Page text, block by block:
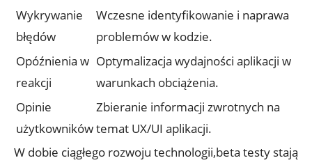
Wykrywanie
błędów
Wczesne identyfikowanie​ i naprawa
‍problemów w​ kodzie.
Opóźnienia w​
reakcji
Optymalizacja wydajności⁢ aplikacji w
warunkach obciążenia.
Opinie
użytkowników
Zbieranie informacji ⁢zwrotnych‌ na
temat UX/UI ‌aplikacji.
W dobie ciągłego rozwoju technologii,beta ​testy stają⁣